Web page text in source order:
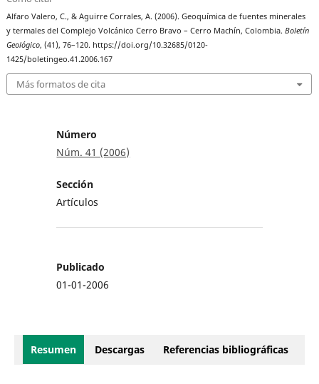
Alfaro Valero, C., & Aguirre Corrales, A. (2006). Geoquímica de fuentes minerales
y termales del Complejo Volcánico Cerro Bravo – Cerro Machín, Colombia.Boletín
Geológico, (41), 76–120. https://doi.org/10.32685/0120-
1425/boletingeo.41.2006.167
Más formatos de cita
Número
Núm. 41 (2006)
Sección
Artículos
Publicado
01-01-2006
Resumen Descargas Referencias bibliográficas